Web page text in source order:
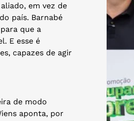
em vez de
país. Barnabé
que a
E esse é
capazes de agir
de modo
aponta, por